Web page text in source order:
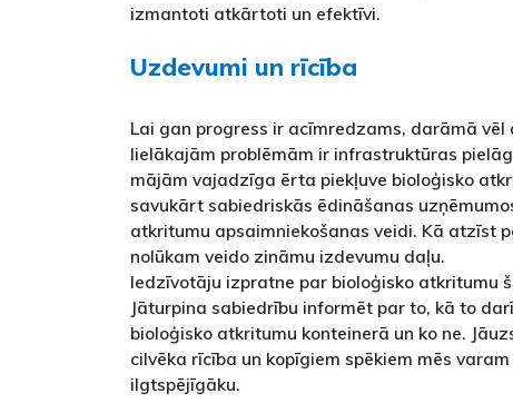
izmantoti atkārtoti un efektīvi.
Uzdevumi un rīcība
Lai gan progress ir acīmredzams, darāmā vēl
lielākajām problēmām ir infrastruktūras
mājām vajadzīga ērta piekļuve bioloģisko
savukārt sabiedriskās ēdināšanas
atkritumu apsaimniekošanas veidi. Kā atzīst
nolūkam veido zināmu izdevumu daļu.
Iedzīvotāju izpratne par bioloģisko atkritumu
Jāturpina sabiedrību informēt par to, kā to
bioloģisko atkritumu konteinerā un ko ne.
cilvēka rīcība un kopīgiem spēkiem mēs
ilgtspējīgāku.